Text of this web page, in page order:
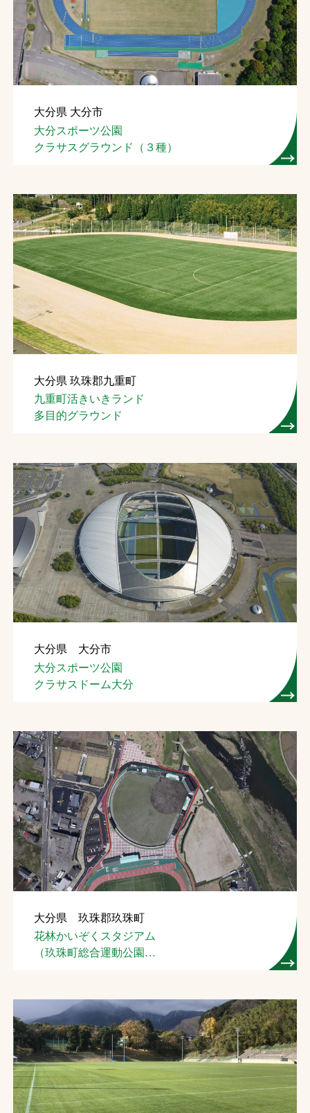
大分県 大分市
大分スポーツ公園
クラサスグラウンド（３種）
大分県 玖珠郡九重町
九重町活きいきランド
多目的グラウンド
大分県 大分市
大分スポーツ公園
クラサスドーム大分
大分県 玖珠郡玖珠町
花林かいぞくスタジアム
（玖珠町総合運動公園